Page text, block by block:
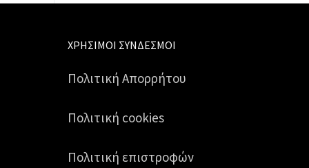
ΧΡΉΣΙΜΟΙ ΣΎΝΔΕΣΜΟΙ
Πολιτική Απορρήτου
Πολιτική cookies
Πολιτική επιστροφών